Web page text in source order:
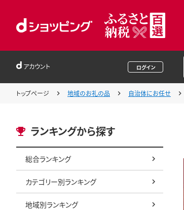
アカウント ログイン
トップページ 地域のお礼の品 自治体にお任せ
ランキングから探す
総合ランキング
カテゴリー別ランキング
地域別ランキング